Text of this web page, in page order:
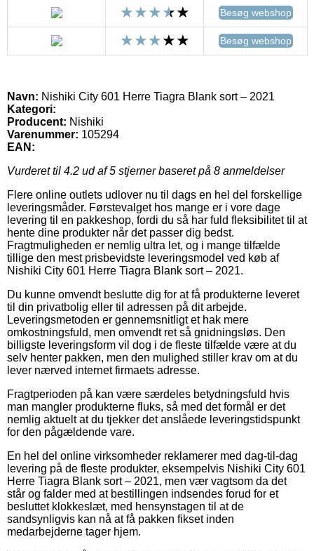
Besøg webshop
Besøg webshop
Navn: Nishiki City 601 Herre Tiagra Blank sort – 2021
Kategori:
Producent: Nishiki
Varenummer: 105294
EAN:
Vurderet til 4.2 ud af 5 stjerner baseret på 8 anmeldelser
Flere online outlets udlover nu til dags en hel del forskellige
leveringsmåder. Førstevalget hos mange er i vore dage
levering til en pakkeshop, fordi du så har fuld fleksibilitet til at
hente dine produkter når det passer dig bedst.
Fragtmuligheden er nemlig ultra let, og i mange tilfælde
tillige den mest prisbevidste leveringsmodel ved køb af
Nishiki City 601 Herre Tiagra Blank sort – 2021.
Du kunne omvendt beslutte dig for at få produkterne leveret
til din privatbolig eller til adressen på dit arbejde.
Leveringsmetoden er gennemsnitligt et hak mere
omkostningsfuld, men omvendt ret så gnidningsløs. Den
billigste leveringsform vil dog i de fleste tilfælde være at du
selv henter pakken, men den mulighed stiller krav om at du
lever nærved internet firmaets adresse.
Fragtperioden på kan være særdeles betydningsfuld hvis
man mangler produkterne fluks, så med det formål er det
nemlig aktuelt at du tjekker det anslåede leveringstidspunkt
for den pågældende vare.
En hel del online virksomheder reklamerer med dag-til-dag
levering på de fleste produkter, eksempelvis Nishiki City 601
Herre Tiagra Blank sort – 2021, men vær vagtsom da det
står og falder med at bestillingen indsendes forud for et
besluttet klokkeslæt, med hensynstagen til at de
sandsynligvis kan nå at få pakken fikset inden
medarbejderne tager hjem.